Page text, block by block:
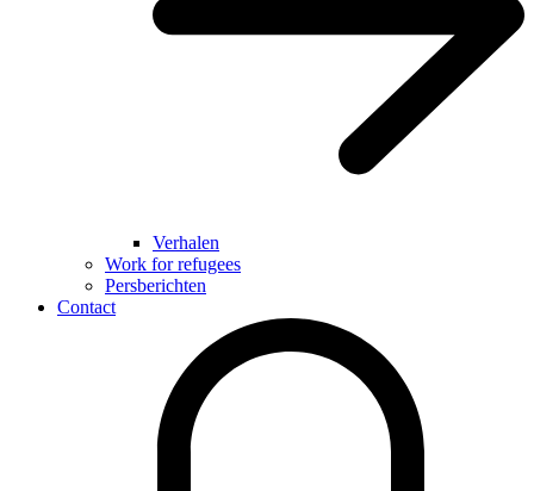
Verhalen
Work for refugees
Persberichten
Contact